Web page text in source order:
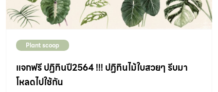
Plant scoop
แจกฟรี ปฏิทินปี2564 !!! ปฏิทินไม้ใบสวยๆ รีบมา
โหลดไปใช้กัน